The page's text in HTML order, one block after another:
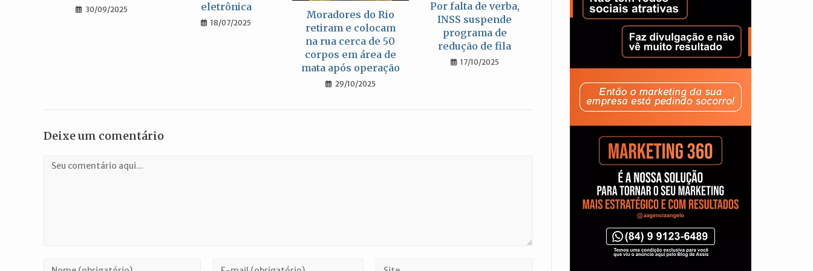
30/09/2025
eletrônica
18/07/2025
Moradores do Rio
retiram e colocam
na rua cerca de 50
corpos em área de
mata após operação
29/10/2025
Por falta de verba,
INSS suspende
programa de
redução de fila
17/10/2025
Deixe um comentário
Comentário
Digite Digite Digite